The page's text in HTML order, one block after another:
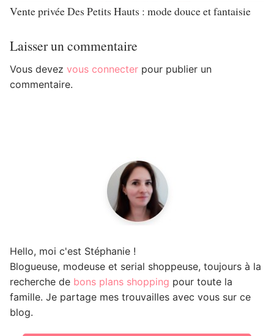
Vente privée Des Petits Hauts : mode douce et fantaisie
Laisser un commentaire
Vous devez vous connecter pour publier un
commentaire.
Hello, moi c'est Stéphanie !
Blogueuse, modeuse et serial shoppeuse, toujours à la
recherche de bons plans shopping pour toute la
famille. Je partage mes trouvailles avec vous sur ce
blog.